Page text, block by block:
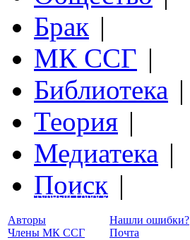
Брак |
МК ССГ |
Библиотека |
Теория |
Медиатека |
Поиск |
Структурный Гороскоп
Авторы
Члены МК ССГ
Нашли ошибки?
Почта